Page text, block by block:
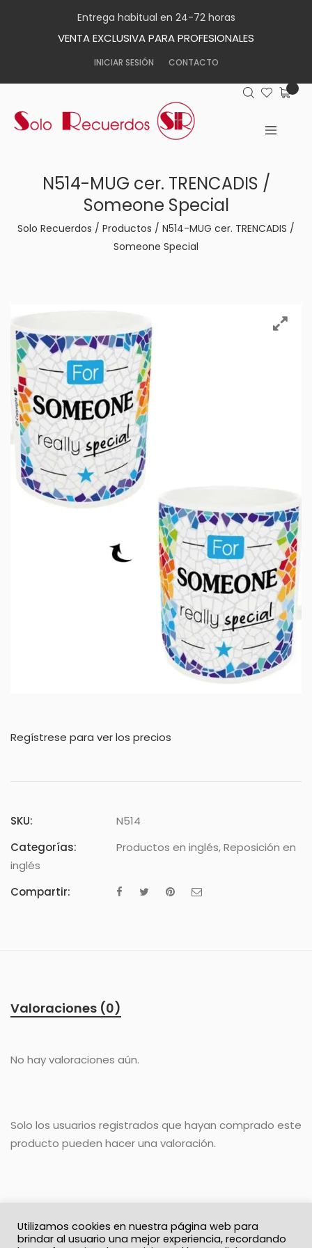
Entrega habitual en 24-72 horas
VENTA EXCLUSIVA PARA PROFESIONALES
INICIAR SESIÓN CONTACTO
N514-MUG cer. TRENCADIS /
Someone Special
Solo Recuerdos / Productos / N514-MUG cer. TRENCADIS /
Someone Special
Regístrese para ver los precios
SKU:
N514
Categorías:
Productos en inglés,Reposición en
inglés
Compartir:
Valoraciones (0)
No hay valoraciones aún.
Solo los usuarios registrados que hayan comprado este
producto pueden hacer una valoración.
Utilizamos cookies en nuestra página web para
brindar al usuario una mejor experiencia, recordando